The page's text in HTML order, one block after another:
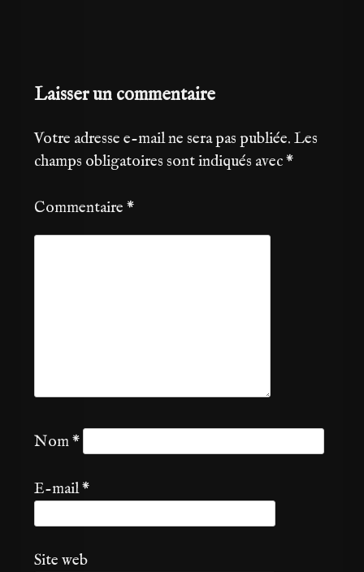
Laisser un commentaire
Votre adresse e-mail ne sera pas publiée. Les
champs obligatoires sont indiqués avec*
Commentaire *
Nom*
E-mail*
Site web